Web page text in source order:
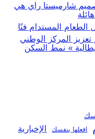
شارميستا راي هي
الطعام المستدام فنًا
تعزيز المركز الوطني
» نمط السكن
افعلها بنفسك الإخبارية